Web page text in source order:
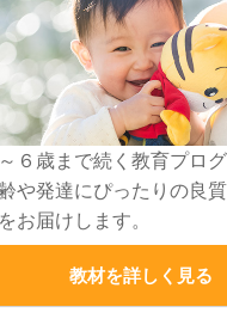
６歳まで続く教育プログ
や発達にぴったりの良
お届けします。
教材を詳しく見る